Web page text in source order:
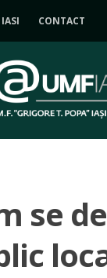
CONTACT
se